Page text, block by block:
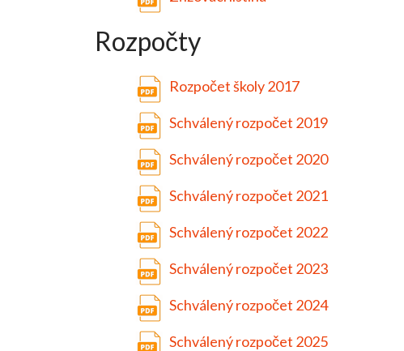
Rozpočty
Rozpočet školy 2017
Schválený rozpočet 2019
Schválený rozpočet 2020
Schválený rozpočet 2021
Schválený rozpočet 2022
Schválený rozpočet 2023
Schválený rozpočet 2024
Schválený rozpočet 2025